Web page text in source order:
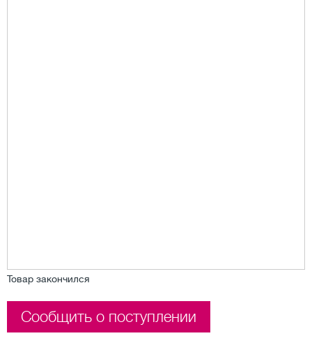
Товар закончился
Сообщить о поступлении